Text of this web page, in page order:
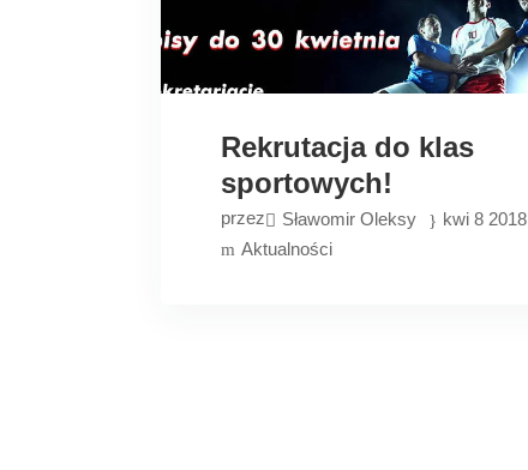
Rekrutacja do klas
sportowych!
przez Sławomir Oleksy
kwi 8 2018
Aktualności